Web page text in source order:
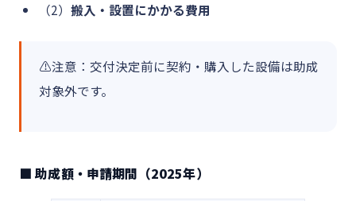
（2） 搬入・設置にかかる費用
⚠️注意：交付決定前に契約・購入した設備は助成
対象外です。
■ 助成額・申請期間（2025年）